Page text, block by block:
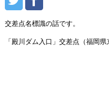
交差点名標識の話です。
「殿川ダム入口」交差点（福岡県